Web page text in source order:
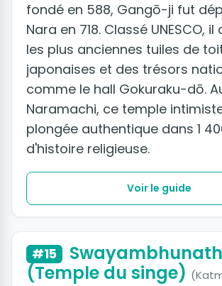
fondé en 588, Gangō-ji fut
Nara en 718. Classé UNESCO,
les plus anciennes tuiles de
japonaises et des trésors
comme le hall Gokuraku-dō.
Naramachi, ce temple
plongée authentique dans 1
d'histoire religieuse.
Voir le guide
#15
Swayambhunath
(Temple du singe)